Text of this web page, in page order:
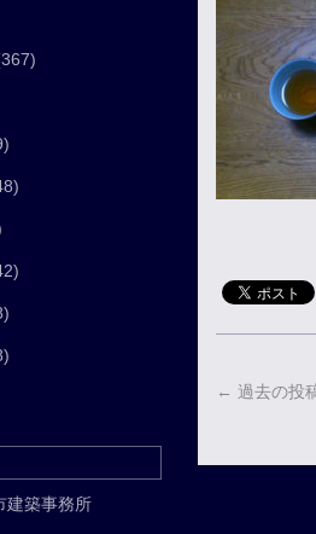
← 過去の投
建築事務所